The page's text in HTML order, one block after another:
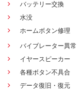
バッテリー交換
水没
ホームボタン修理
バイブレーター異常
イヤースピーカー
各種ボタン不具合
データ復旧・復元